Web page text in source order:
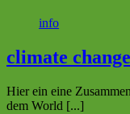
info
climate
Hier ein eine
dem World [...]